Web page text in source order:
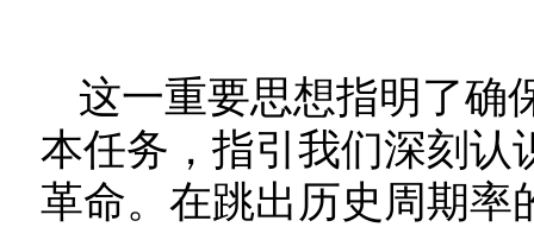
这一重要思想指明了确
本任务，指引我们深刻认
革命。在跳出历史周期率